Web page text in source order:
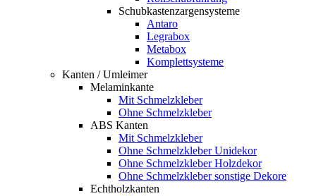
Schubkastenzargensysteme
Antaro
Legrabox
Metabox
Komplettsysteme
Kanten / Umleimer
Melaminkante
Mit Schmelzkleber
Ohne Schmelzkleber
ABS Kanten
Mit Schmelzkleber
Ohne Schmelzkleber Unidekor
Ohne Schmelzkleber Holzdekor
Ohne Schmelzkleber sonstige Dekore
Echtholzkanten